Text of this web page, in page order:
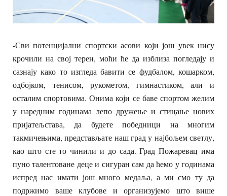
-Сви потенцијални спортски асови који још увек нису
крочили на свој терен, моћи ће да изблиза погледају и
сазнају како то изгледа бавити се фудбалом, кошарком,
одбојком, тенисом, рукометом, гимнастиком, али и
осталим спортовима. Онима који се баве спортом желим
у наредним годинама лепо дружење и стицање нових
пријатељстава, да будете победници на многим
такмичењима, представљате наш град у најбољем светлу,
као што сте то чинили и до сада. Град Пожаревац има
пуно талентоване деце и сигуран сам да ћемо у годинама
испред нас имати још много медаља, а ми смо ту да
подржимо ваше клубове и организујемо што више